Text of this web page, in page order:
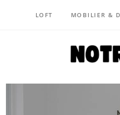
LOFT MOBILIER &